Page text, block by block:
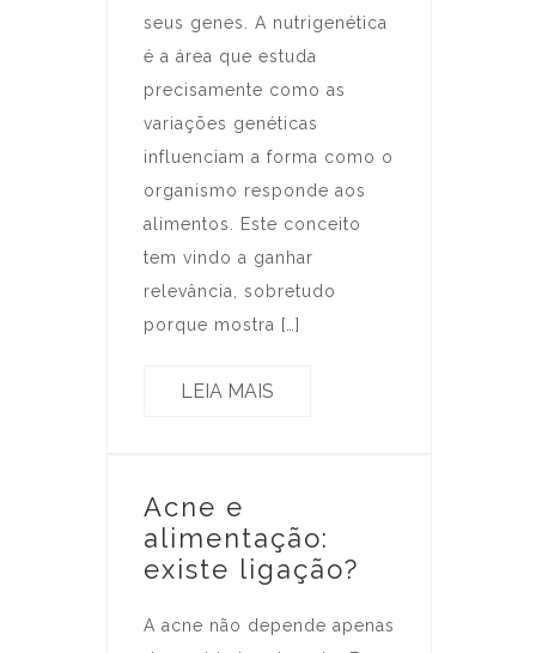
seus genes. A nutrigenética
é a área que estuda
precisamente como as
variações genéticas
influenciam a forma como o
organismo responde aos
alimentos. Este conceito
tem vindo a ganhar
relevância, sobretudo
porque mostra […]
LEIA MAIS
Acne e
alimentação:
existe ligação?
A acne não depende apenas